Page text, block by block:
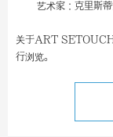
艺术家：克里斯
关于ART
行浏览。